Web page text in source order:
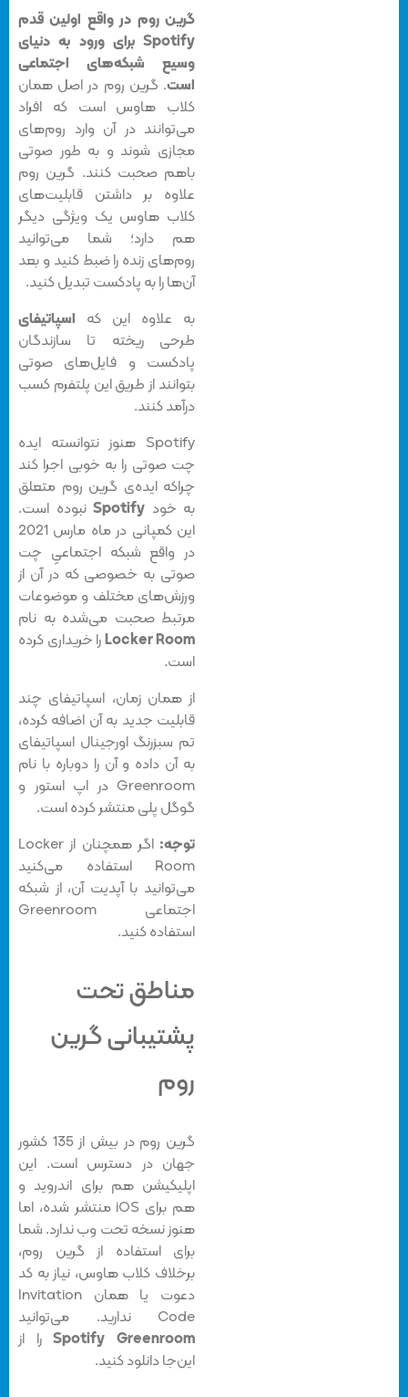
گرین روم در واقع اولین قدم
Spotify برای ورود به دنیای
وسیع شبکه‌های اجتماعی
. گرین روم در اصل همان
کلاب هاوس است که افراد
می‌توانند در آن وارد روم‌های
مجازی شوند و به طور صوتی
باهم صحبت کنند. گرین روم
علاوه بر داشتن قابلیت‌های
کلاب هاوس یک ویژگی دیگر
هم دارد؛ شما می‌توانید
روم‌های زنده را ضبط کنید و بعد
آن‌ها را به پادکست تبدیل کنید.
به علاوه این که اسپاتیفای
طرحی ریخته تا سازندگان
پادکست و فایل‌های صوتی
بتوانند از طریق این پلتفرم کسب
درآمد کنند.
Spotify هنوز نتوانسته ایده
چت صوتی را به خوبی اجرا کند
چراکه ایده‌ی گرین روم متعلق
به خودSpotifyنبوده است.
این کمپانی در ماه مارس 2021
در واقع شبکه اجتماعیِ چت
صوتی به خصوصی که در آن از
ورزش‌های مختلف و موضوعات
مرتبط صحبت می‌شده به نام
Locker Roomرا خریداری کرده
است.
از همان زمان، اسپاتیفای چند
قابلیت‌ جدید به آن اضافه کرده،
تم سبزرنگ اورجینال اسپاتیفای
به آن داده و آن را دوباره با نام
Greenroom در اپ استور و
گوگل پلی منتشر کرده است.
توجه:
اگر همچنان از Locker
Room استفاده می‌کنید
می‌توانید با آپدیت آن، از شبکه
اجتماعی Greenroom
استفاده کنید.
مناطق تحت
پشتیبانی گرین
روم
گرین روم در بیش از 135 کشور
جهان در دسترس است. این
اپلیکیشن هم برای اندروید و
هم برای iOS منتشر شده، اما
هنوز نسخه تحت وب ندارد. شما
برای استفاده از گرین روم،
برخلاف کلاب هاوس، نیاز به کد
دعوت یا همان Invitation
Code ندارید. می‌توانید
Spotify Greenroomرا از
این‌جا دانلود کنید.